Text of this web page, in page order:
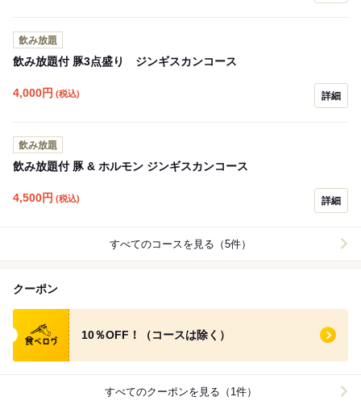
飲み放題
飲み放題付 豚3点盛り ジンギスカンコース
4,000円 (税込) 詳細
飲み放題
飲み放題付 豚 & ホルモン ジンギスカンコース
4,500円 (税込) 詳細
すべてのコースを見る（5件）
クーポン
食べログ クーポン
10％OFF！（コースは除く）
すべてのクーポンを見る（1件）